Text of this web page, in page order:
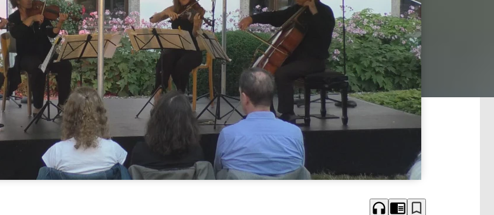
headphones chrome_reader_mode bookmark_border